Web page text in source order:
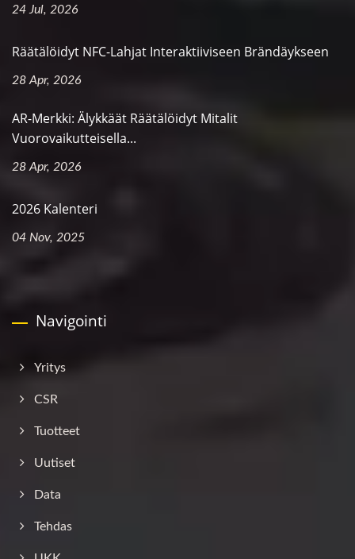
24 Jul, 2026
Räätälöidyt NFC-Lahjat Interaktiiviseen Brändäykseen
28 Apr, 2026
AR-Merkki: Älykkäät Räätälöidyt Mitalit
Vuorovaikutteisella...
28 Apr, 2026
2026 Kalenteri
04 Nov, 2025
Navigointi
Yritys
CSR
Tuotteet
Uutiset
Data
Tehdas